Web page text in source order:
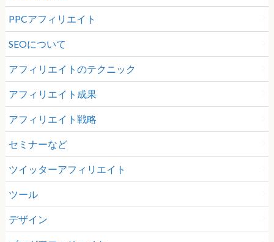
PPCアフィリエイト
SEOについて
アフィリエイトのテクニック
アフィリエイト成果
アフィリエイト戦略
セミナーなど
ツイッターアフィリエイト
ツール
デザイン